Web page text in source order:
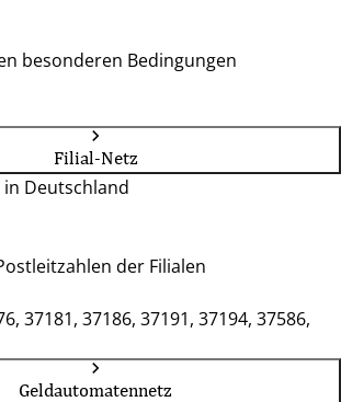
besonderen Bedingungen
Filial-Netz
Deutschland
der Filialen
37181, 37186, 37191, 37194, 37586,
Geldautomatennetz